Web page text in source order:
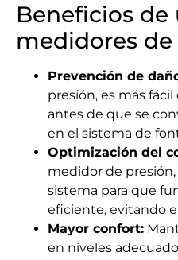
Beneficios
medidores
Prevención de
presión, es más
antes de que se
en el sistema de
Optimización del
medidor de presión,
sistema para que
eficiente, evitando
Mayor confort:
en niveles